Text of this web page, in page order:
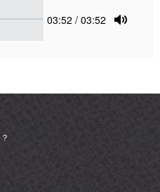
Current
03:52 / 03:52